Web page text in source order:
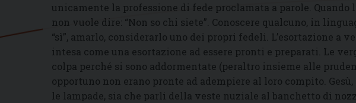
unicamente la professione di fede proclamata a parole. Quando
non vuole dire: “Non so chi siete”. Conoscere qualcuno, in
“sì”, amarlo, considerarlo uno dei propri fedeli. L’esortazione a
intesa come una esortazione ad essere pronti e preparati. Le
colpa perché si sono addormentate (peraltro insieme alle
opportuno non erano pronte ad adempiere al loro compito.
le lampade, sia che parli della veste nuziale al banchetto di